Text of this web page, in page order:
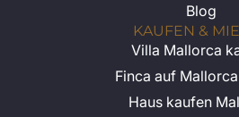
Blog
KAUFEN &
Villa Mallorca
Finca auf
Haus kaufen